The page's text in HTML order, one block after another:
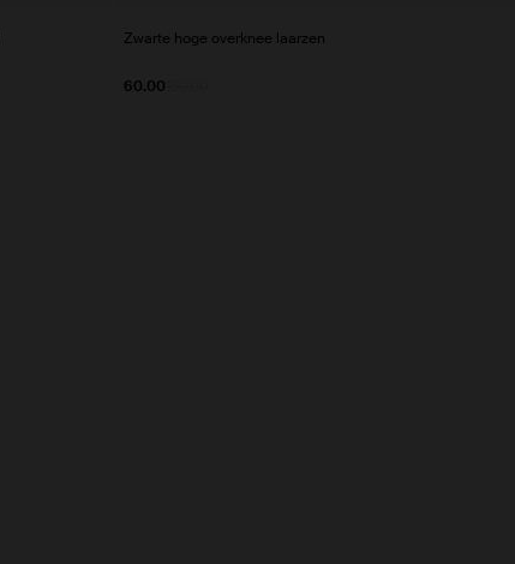
Zwarte hoge overknee laarzen
60.00